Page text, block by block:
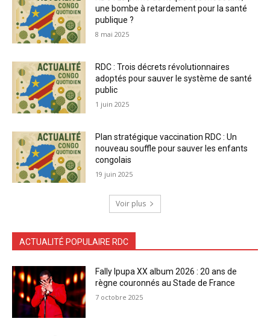
une bombe à retardement pour la santé
publique ?
8 mai 2025
RDC : Trois décrets révolutionnaires
adoptés pour sauver le système de santé
public
1 juin 2025
Plan stratégique vaccination RDC : Un
nouveau souffle pour sauver les enfants
congolais
19 juin 2025
Voir plus
ACTUALITÉ POPULAIRE RDC
Fally Ipupa XX album 2026 : 20 ans de
règne couronnés au Stade de France
7 octobre 2025